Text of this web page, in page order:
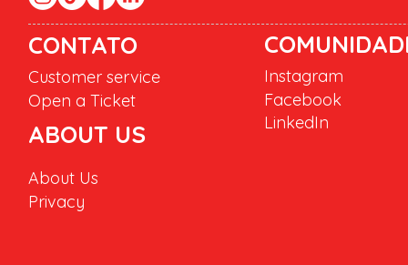
CONTATO
Customer service
Open a Ticket
ABOUT US
Instagram
Facebook
LinkedIn
About Us
Privacy